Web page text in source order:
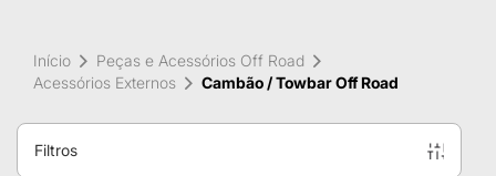
Início
Peças e Acessórios Off Road
Acessórios Externos
Cambão / Towbar Off Road
Filtros